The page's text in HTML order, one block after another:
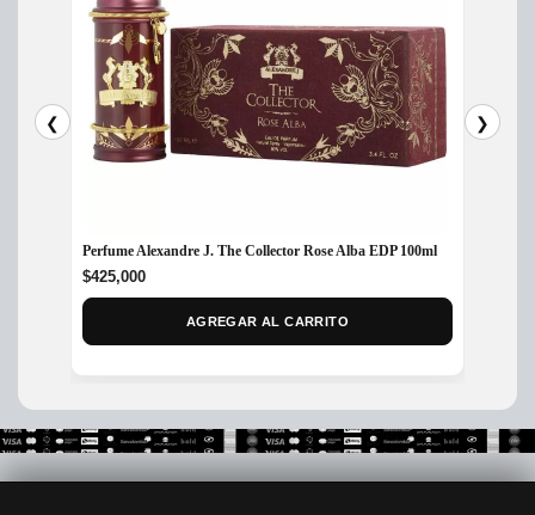
❮
Perfume Alexandre J. The Collector Rose Alba EDP 100ml
$425,000
AGREGAR AL CARRITO
❯